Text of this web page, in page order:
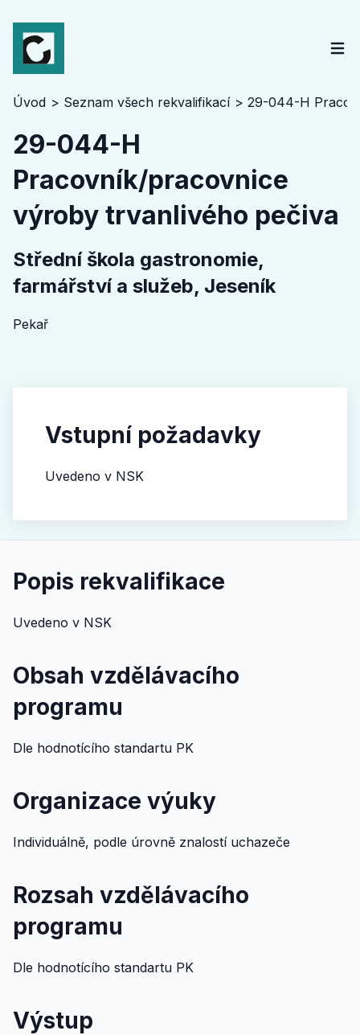
Úvod Seznam všech rekvalifikací 29-044-H
29-044-H
Pracovník/pracovnice
výroby trvanlivého pečiva
Střední škola gastronomie,
farmářství a služeb, Jeseník
Pekař
Vstupní požadavky
Uvedeno v NSK
Popis rekvalifikace
Uvedeno v NSK
Obsah vzdělávacího
programu
Dle hodnotícího standartu PK
Organizace výuky
Individuálně, podle úrovně znalostí uchazeče
Rozsah vzdělávacího
programu
Dle hodnotícího standartu PK
Výstup